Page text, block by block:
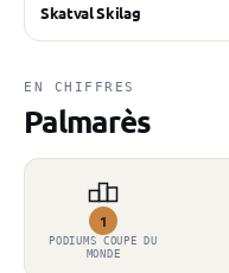
Skatval Skilag
EN CHIFFRES
Palmarès
1
PODIUMS COUPE DU
MONDE